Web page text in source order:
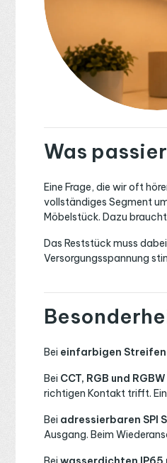
Was
Eine Frage, die wir oft
vollständiges Segment
Möbelstück. Dazu
Das Reststück muss
Versorgungsspannung
Bei einfarbigen Streifen
Bei CCT, RGB und
richtigen Kontakt trifft.
Bei adressierbaren SPI
Ausgang. Beim